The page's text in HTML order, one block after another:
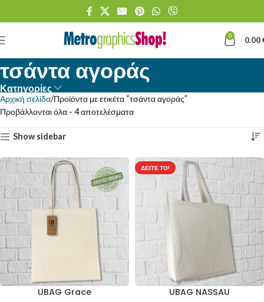
0 0.00
τσάντα αγοράς
Κατηγορίες
Αρχική σελίδα Προϊόντα με ετικέτα “τσάντα αγοράς”
Προβάλλονται όλα - 4 αποτελέσματα
Show sidebar
UBAG Grace
ΔΕΊΤΕ ΤΟ!
UBAG NASSAU